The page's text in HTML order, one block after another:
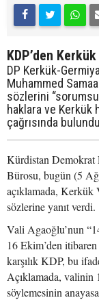
KDP’den
DP Kerkük-
Muhammed
sözlerini
haklara ve Kerkük
çağrısında
Kürdistan
Bürosu, bugün (5
açıklamada, Kerkük
sözlerine yanıt verdi.
Vali Agaoğlu’nun
16 Ekim’den
karşılık KDP, bu
Açıklamada, valinin
söylemesinin